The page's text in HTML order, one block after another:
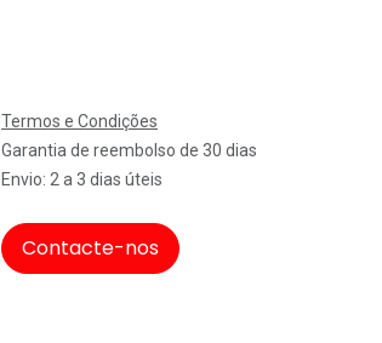
Termos e Condições
Garantia de reembolso de 30 dias
Envio: 2 a 3 dias úteis
Contacte-nos